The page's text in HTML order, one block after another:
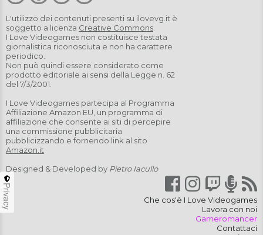
L'utilizzo dei contenuti presenti su ilovevg.it è
soggetto a licenza Creative Commons.
I Love Videogames non costituisce testata
giornalistica riconosciuta e non ha carattere
periodico.
Non può quindi essere considerato come
prodotto editoriale ai sensi della Legge n. 62
del 7/3/2001.
I Love Videogames partecipa al Programma
Affiliazione Amazon EU, un programma di
affiliazione che consente ai siti di percepire
una commissione pubblicitaria
pubblicizzando e fornendo link al sito
Amazon.it
Designed & Developed by Pietro Iacullo
Che cos'è I Love Videogames
Lavora con noi
Gameromancer
Contattaci
Privacy